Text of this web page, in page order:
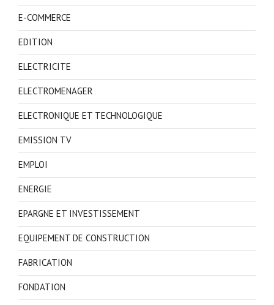
E-COMMERCE
EDITION
ELECTRICITE
ELECTROMENAGER
ELECTRONIQUE ET TECHNOLOGIQUE
EMISSION TV
EMPLOI
ENERGIE
EPARGNE ET INVESTISSEMENT
EQUIPEMENT DE CONSTRUCTION
FABRICATION
FONDATION